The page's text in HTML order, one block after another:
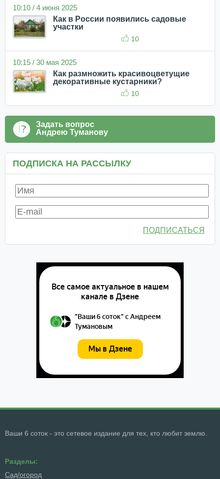
10:10 / 4 июня 2025
Как в России появились садовые
участки
10
10:15 / 30 мая 2025
Как размножить красивоцветущие
декоративные кустарники?
10
Задать вопрос
Андрею Туманову
ПОДПИСКА НА РАССЫЛКУ
ПОДПИСАТЬСЯ
Ваши 6 соток - это сетевое издание для тех, кто любит землю.
Разделы:
Сад/огород